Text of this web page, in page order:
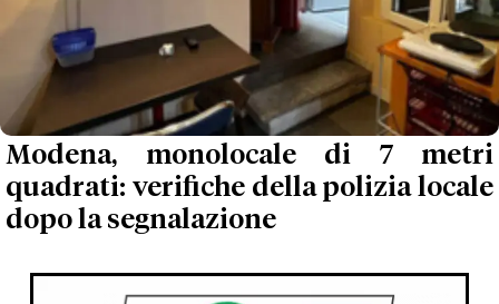
Modena, monolocale di 7 metri
quadrati: verifiche della polizia locale
dopo la segnalazione